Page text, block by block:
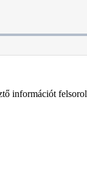
információt